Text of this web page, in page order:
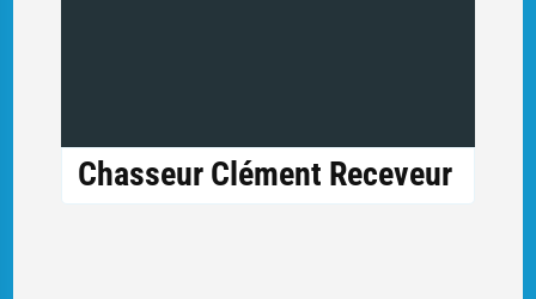
Chasseur Clément Receveur